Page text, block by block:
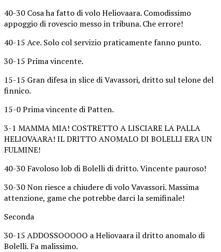
40-30 Cosa ha fatto di volo Heliovaara. Comodissimo
appoggio di rovescio messo in tribuna. Che errore!
40-15 Ace. Solo col servizio praticamente fanno punto.
30-15 Prima vincente.
15-15 Gran difesa in slice di Vavassori, dritto sul telone del
finnico.
15-0 Prima vincente di Patten.
3-1 MAMMA MIA! COSTRETTO A LISCIARE LA PALLA
HELIOVAARA! IL DRITTO ANOMALO DI BOLELLI ERA UN
FULMINE!
40-30 Favoloso lob di Bolelli di dritto. Vincente pauroso!
30-30 Non riesce a chiudere di volo Vavassori. Massima
attenzione, game che potrebbe darci la semifinale!
Seconda
30-15 ADDOSSOOOOO a Heliovaara il dritto anomalo di
Bolelli. Fa malissimo.